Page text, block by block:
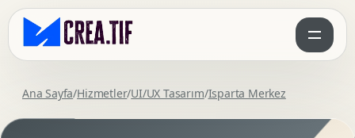
Ana Sayfa/Hizmetler/UI/UX Tasarım/Isparta Merkez